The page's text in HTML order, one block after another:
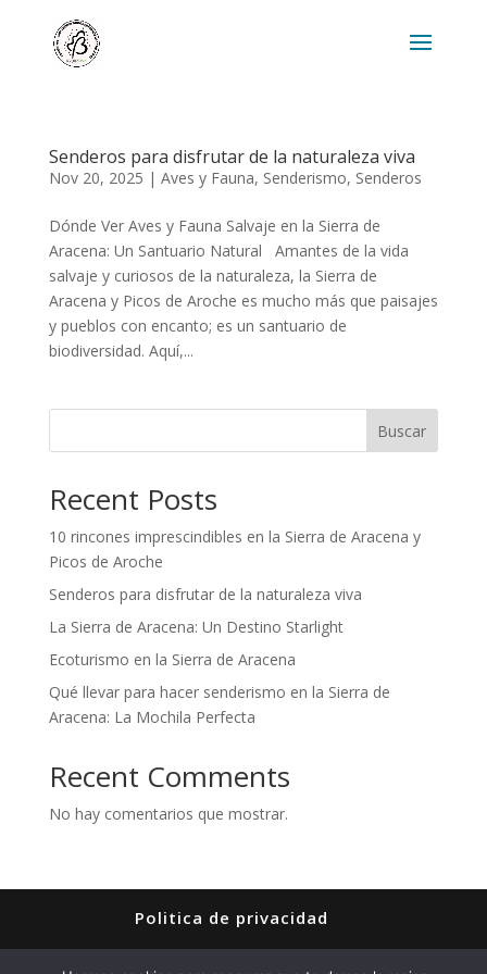
Senderos para disfrutar de la naturaleza viva
Nov 20, 2025 | Aves y Fauna, Senderismo, Senderos
Dónde Ver Aves y Fauna Salvaje en la Sierra de
Aracena: Un Santuario Natural Amantes de la vida
salvaje y curiosos de la naturaleza, la Sierra de
Aracena y Picos de Aroche es mucho más que paisajes
y pueblos con encanto; es un santuario de
biodiversidad. Aquí,...
Buscar
Recent Posts
10 rincones imprescindibles en la Sierra de Aracena y
Picos de Aroche
Senderos para disfrutar de la naturaleza viva
La Sierra de Aracena: Un Destino Starlight
Ecoturismo en la Sierra de Aracena
Qué llevar para hacer senderismo en la Sierra de
Aracena: La Mochila Perfecta
Recent Comments
No hay comentarios que mostrar.
Politica de privacidad